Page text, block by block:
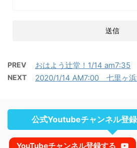
PREV おはよう辻堂！1/14 am7:35
NEXT 2020/1/14 AM7:00 七里ヶ浜
公式Youtubeチャンネル登録
YouTubeチャンネル登録する